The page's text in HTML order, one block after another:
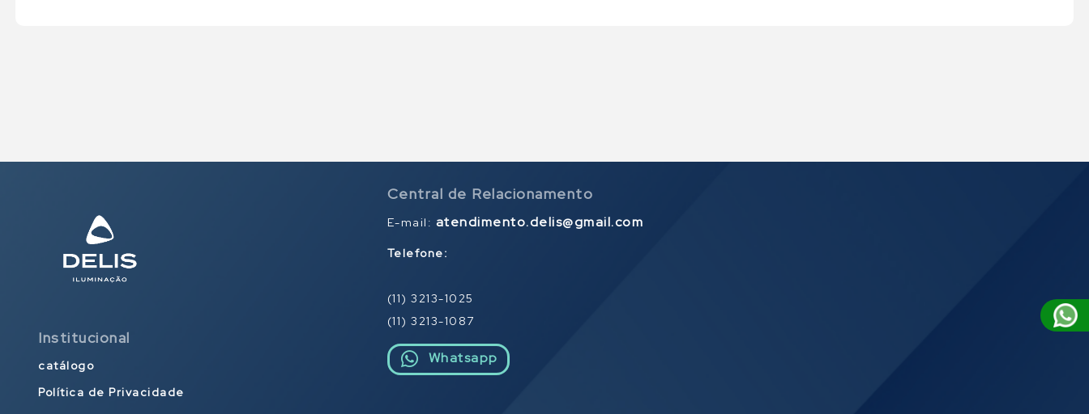
Institucional
catálogo
Política de Privacidade
Central de Relacionamento
E-mail: atendimento.delis@gmail.com
Telefone:
(11) 3213-1025
(11) 3213-1087
Whatsapp